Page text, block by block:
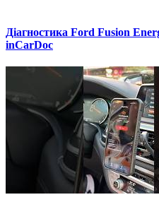
Діагностика Ford Fusion
inCarDoc